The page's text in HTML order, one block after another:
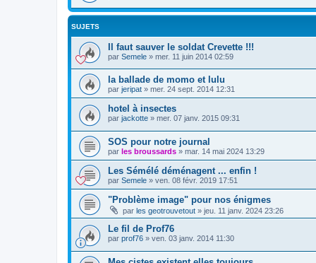
SUJETS
Il faut sauver le soldat Crevette !!!
par Semele » mer. 11 juin 2014 02:59
la ballade de momo et lulu
par jeripat » mer. 24 sept. 2014 12:31
hotel à insectes
par jackotte » mer. 07 janv. 2015 09:31
SOS pour notre journal
par les broussards » mar. 14 mai 2024 13:29
Les Sémélé déménagent ... enfin !
par Semele » ven. 08 févr. 2019 17:51
"Problème image" pour nos énigmes
par les geotrouvetout » jeu. 11 janv. 2024 23:26
Le fil de Prof76
par prof76 » ven. 03 janv. 2014 11:30